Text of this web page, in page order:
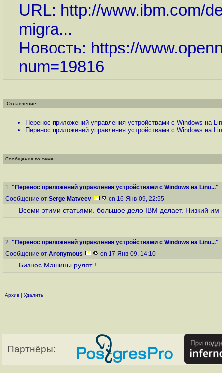
URL: http://www.ibm.com/
migra...
Новость: https://
num=19816
Оглавление
Перенос приложений управления устройствами с Windows на
Перенос приложений управления устройствами с Windows на
Сообщения по теме
1. "Перенос приложений управления устройствами с Windows на Linu..."
Сообщение от Serge Matveev on 16-Янв-09, 22:55
Всеми этими статьями, большое дело IBM делает. Низкий им
2. "Перенос приложений управления устройствами с Windows на Linu..."
Сообщение от Anonymous on 17-Янв-09, 14:10
Бизнес Машины рулят !
Архив | Удалить
Партнёры: